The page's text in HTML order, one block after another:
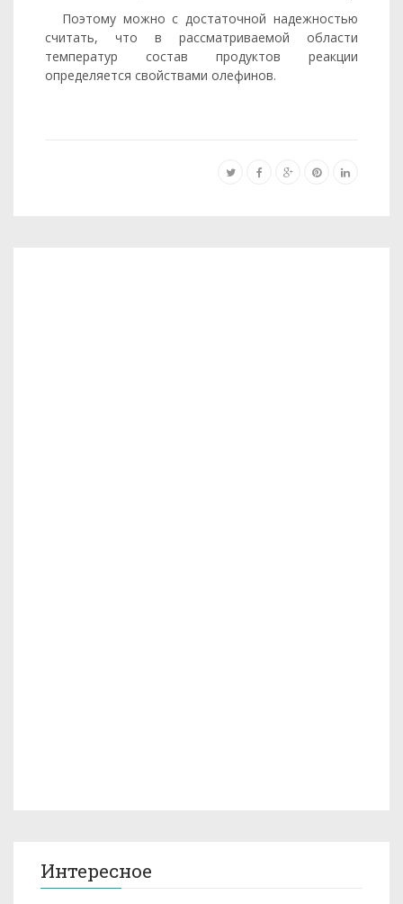
Поэтому можно с достаточной надежностью
считать, что в рас­сматриваемой области
температур состав продуктов реакции
определяется свойствами олефинов.
Интересное